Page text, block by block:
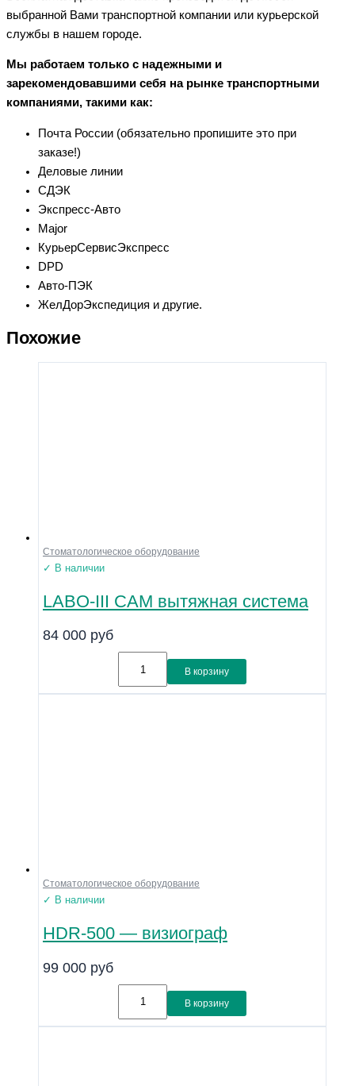
выбранной Вами транспортной компании или курьерской
службы в нашем городе.
Мы работаем только с надежными и
зарекомендовавшими себя на рынке транспортными
компаниями, такими как:
Почта России (обязательно пропишите это при
заказе!)
Деловые линии
СДЭК
Экспресс-Авто
Major
КурьерСервисЭкспресс
DPD
Авто-ПЭК
ЖелДорЭкспедиция и другие.
Похожие
Стоматологическое оборудование
✓ В наличии
LABO-III CAM вытяжная система
84 000 руб
В корзину
Стоматологическое оборудование
✓ В наличии
HDR-500 — визиограф
99 000 руб
В корзину